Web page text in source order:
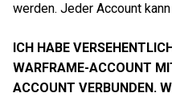
werden. Jeder Account
ICH HABE
WARFRAME-ACCOUNT
ACCOUNT VERBUNDEN.